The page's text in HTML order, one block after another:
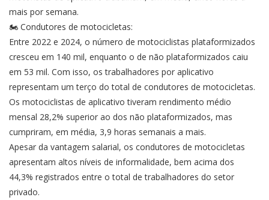
mais por semana.
🏍️ Condutores de motocicletas:
Entre 2022 e 2024, o número de motociclistas plataformizados
cresceu em 140 mil, enquanto o de não plataformizados caiu
em 53 mil. Com isso, os trabalhadores por aplicativo
representam um terço do total de condutores de motocicletas.
Os motociclistas de aplicativo tiveram rendimento médio
mensal 28,2% superior ao dos não plataformizados, mas
cumpriram, em média, 3,9 horas semanais a mais.
Apesar da vantagem salarial, os condutores de motocicletas
apresentam altos níveis de informalidade, bem acima dos
44,3% registrados entre o total de trabalhadores do setor
privado.